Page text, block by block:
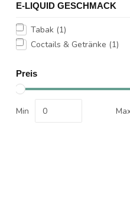
E-LIQUID GESCHMACK
Tabak (1)
Coctails & Getränke (1)
Preis
Min